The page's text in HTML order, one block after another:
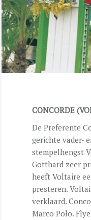
CONCORDE
De Preferente
gerichte vader-
stempelhengst
Gotthard zeer
heeft Voltaire
presteren.
verklaard.
Marco Polo.